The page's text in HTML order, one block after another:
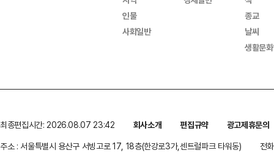
인물
사회일반
종교
날씨
생활문
최종편집시간: 2026.08.07 23:42 회사소개 편집규약
광고제휴문의
주소 : 서울특별시 용산구 서빙고로 17, 18층(한강로3가,센트럴파크 타워동)
전